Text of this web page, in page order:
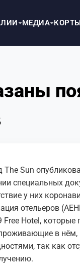
МЕДИА КОРТЫ
Sun
специальных
у них
отельеров
Free Hotel,
проживающие в
так как